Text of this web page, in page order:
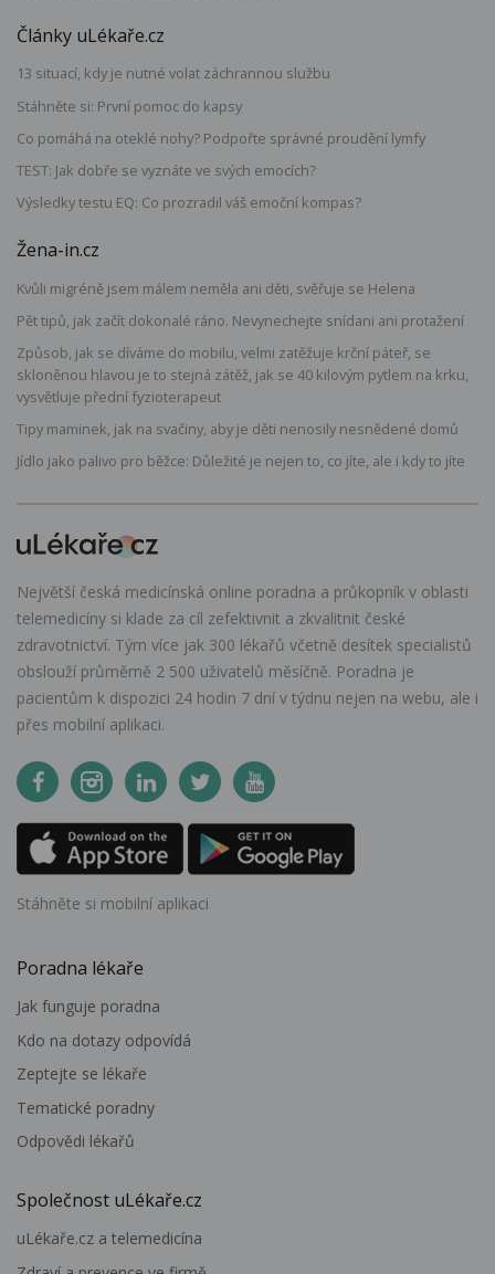
Články uLékaře.cz
13 situací, kdy je nutné volat záchrannou službu
Stáhněte si: První pomoc do kapsy
Co pomáhá na oteklé nohy? Podpořte správné proudění lymfy
TEST: Jak dobře se vyznáte ve svých emocích?
Výsledky testu EQ: Co prozradil váš emoční kompas?
Žena-in.cz
Kvůli migréně jsem málem neměla ani děti, svěřuje se Helena
Pět tipů, jak začít dokonalé ráno. Nevynechejte snídani ani protažení
Způsob, jak se díváme do mobilu, velmi zatěžuje krční páteř, se
skloněnou hlavou je to stejná zátěž, jak se 40 kilovým pytlem na krku,
vysvětluje přední fyzioterapeut
Tipy maminek, jak na svačiny, aby je děti nenosily nesnědené domů
Jídlo jako palivo pro běžce: Důležité je nejen to, co jíte, ale i kdy to jíte
Největší česká medicínská online poradna a průkopník v oblasti
telemedicíny si klade za cíl zefektivnit a zkvalitnit české
zdravotnictví. Tým více jak 300 lékařů včetně desítek specialistů
obslouží průměrně 2 500 uživatelů měsíčně. Poradna je
pacientům k dispozici 24 hodin 7 dní v týdnu nejen na webu, ale i
přes mobilní aplikaci.
Stáhněte si mobilní aplikaci
Poradna lékaře
Jak funguje poradna
Kdo na dotazy odpovídá
Zeptejte se lékaře
Tematické poradny
Odpovědi lékařů
Společnost uLékaře.cz
uLékaře.cz a telemedicína